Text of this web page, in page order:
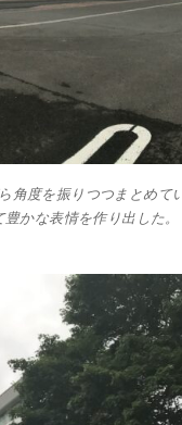
角度を振りつつまとめて
かな表情を作り出した。